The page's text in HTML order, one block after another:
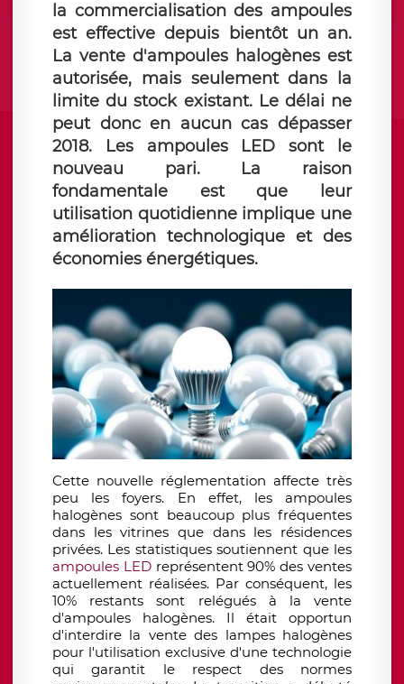
la commercialisation des ampoules
est effective depuis bientôt un an.
La vente d'ampoules halogènes est
autorisée, mais seulement dans la
limite du stock existant. Le délai ne
peut donc en aucun cas dépasser
2018. Les ampoules LED sont le
nouveau pari. La raison
fondamentale est que leur
utilisation quotidienne implique une
amélioration technologique et des
économies énergétiques.
Cette nouvelle réglementation affecte très
peu les foyers. En effet, les ampoules
halogènes sont beaucoup plus fréquentes
dans les vitrines que dans les résidences
privées. Les statistiques soutiennent que les
ampoules LEDreprésentent 90% des ventes
actuellement réalisées. Par conséquent, les
10% restants sont relégués à la vente
d'ampoules halogènes. Il était opportun
d'interdire la vente des lampes halogènes
pour l'utilisation exclusive d'une technologie
qui garantit le respect des normes